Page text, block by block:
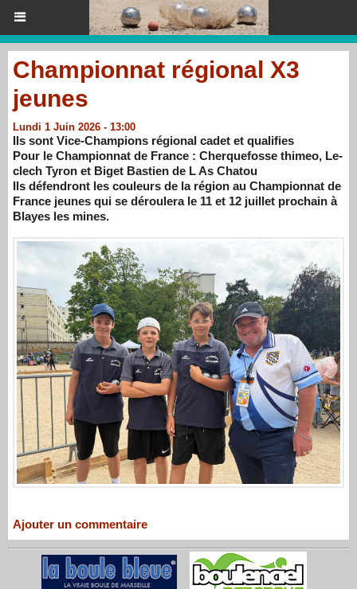
Championnat régional X3
jeunes
Lundi 1 Juin 2026 - 13:00
Ils sont Vice-Champions régional cadet et qualifies
Pour le Championnat de France : Cherquefosse thimeo, Le-
clech Tyron et Biget Bastien de L As Chatou
Ils défendront les couleurs de la région au Championnat de
France jeunes qui se déroulera le 11 et 12 juillet prochain à
Blayes les mines.
Ajouter un commentaire